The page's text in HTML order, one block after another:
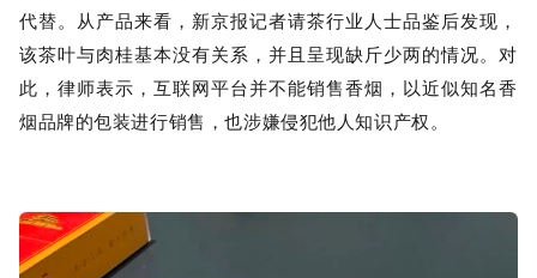
代替。从产品来看，新京报记者请茶行业人士品鉴后发现，
该茶叶与肉桂基本没有关系，并且呈现缺斤少两的情况。对
此，律师表示，互联网平台并不能销售香烟，以近似知名香
烟品牌的包装进行销售，也涉嫌侵犯他人知识产权。